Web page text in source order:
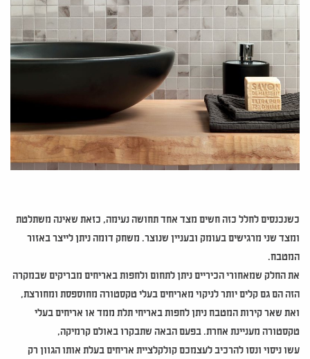
כשנכנסים לחלל כזה חשים מצד אחד תחושה נעימה, כזאת שאינה משתלטת
ומצד שני מרגישים בעומק ובעניין שנוצר. משחק דומה ניתן לייצר באזור
המטבח.
את החלק שמאחורי הכיריים ניתן לתחום ולחפות באריחים מבריקים שבמקרה
הזה הם גם קלים יותר לניקוי מאריחים בעלי טקסטורה מחוספסת ומחורצת,
ואת שאר קירות המטבח ניתן לחפות באריחי תלת ממד או אריחים בעלי
טקסטורה מעניינת אחרת. בפעם הבאה שתבקרו באולם קרמיקה,
עשו ניסוי ונסו להרכיב לעצמכם קולקלציית אריחים בעלת אותו הגוון רק